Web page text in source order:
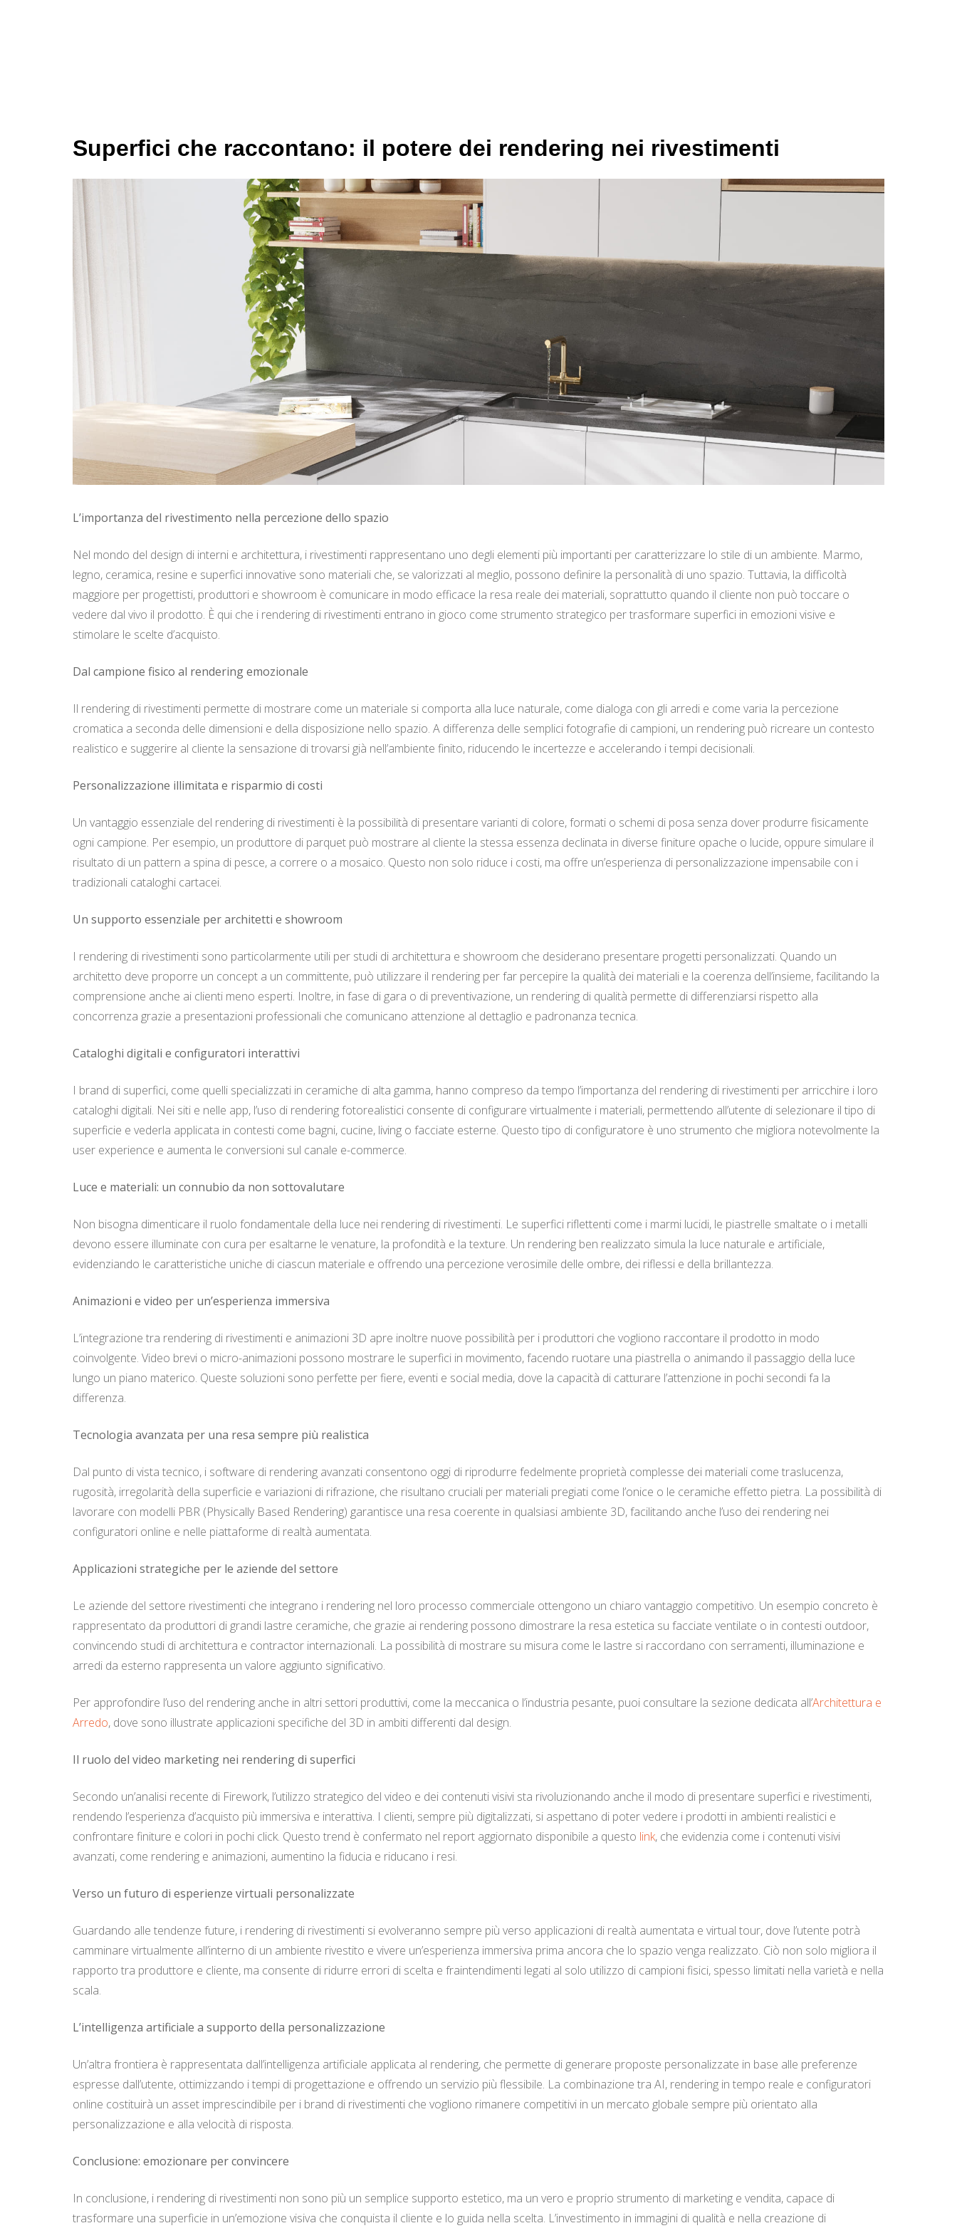
Superfici che raccontano: il potere dei rendering nei rivestimenti
L’importanza del rivestimento nella percezione dello spazio
Nel mondo del design di interni e architettura, i rivestimenti rappresentano uno degli elementi più importanti per caratterizzare lo stile di un ambiente. Marmo,
legno, ceramica, resine e superfici innovative sono materiali che, se valorizzati al meglio, possono definire la personalità di uno spazio. Tuttavia, la difficoltà
maggiore per progettisti, produttori e showroom è comunicare in modo efficace la resa reale dei materiali, soprattutto quando il cliente non può toccare o
vedere dal vivo il prodotto. È qui che i rendering di rivestimenti entrano in gioco come strumento strategico per trasformare superfici in emozioni visive e
stimolare le scelte d’acquisto.
Dal campione fisico al rendering emozionale
Il rendering di rivestimenti permette di mostrare come un materiale si comporta alla luce naturale, come dialoga con gli arredi e come varia la percezione
cromatica a seconda delle dimensioni e della disposizione nello spazio. A differenza delle semplici fotografie di campioni, un rendering può ricreare un contesto
realistico e suggerire al cliente la sensazione di trovarsi già nell’ambiente finito, riducendo le incertezze e accelerando i tempi decisionali.
Personalizzazione illimitata e risparmio di costi
Un vantaggio essenziale del rendering di rivestimenti è la possibilità di presentare varianti di colore, formati o schemi di posa senza dover produrre fisicamente
ogni campione. Per esempio, un produttore di parquet può mostrare al cliente la stessa essenza declinata in diverse finiture opache o lucide, oppure simulare il
risultato di un pattern a spina di pesce, a correre o a mosaico. Questo non solo riduce i costi, ma offre un’esperienza di personalizzazione impensabile con i
tradizionali cataloghi cartacei.
Un supporto essenziale per architetti e showroom
I rendering di rivestimenti sono particolarmente utili per studi di architettura e showroom che desiderano presentare progetti personalizzati. Quando un
architetto deve proporre un concept a un committente, può utilizzare il rendering per far percepire la qualità dei materiali e la coerenza dell’insieme, facilitando la
comprensione anche ai clienti meno esperti. Inoltre, in fase di gara o di preventivazione, un rendering di qualità permette di differenziarsi rispetto alla
concorrenza grazie a presentazioni professionali che comunicano attenzione al dettaglio e padronanza tecnica.
Cataloghi digitali e configuratori interattivi
I brand di superfici, come quelli specializzati in ceramiche di alta gamma, hanno compreso da tempo l’importanza del rendering di rivestimenti per arricchire i loro
cataloghi digitali. Nei siti e nelle app, l’uso di rendering fotorealistici consente di configurare virtualmente i materiali, permettendo all’utente di selezionare il tipo di
superficie e vederla applicata in contesti come bagni, cucine, living o facciate esterne. Questo tipo di configuratore è uno strumento che migliora notevolmente la
user experience e aumenta le conversioni sul canale e-commerce.
Luce e materiali: un connubio da non sottovalutare
Non bisogna dimenticare il ruolo fondamentale della luce nei rendering di rivestimenti. Le superfici riflettenti come i marmi lucidi, le piastrelle smaltate o i metalli
devono essere illuminate con cura per esaltarne le venature, la profondità e la texture. Un rendering ben realizzato simula la luce naturale e artificiale,
evidenziando le caratteristiche uniche di ciascun materiale e offrendo una percezione verosimile delle ombre, dei riflessi e della brillantezza.
Animazioni e video per un’esperienza immersiva
L’integrazione tra rendering di rivestimenti e animazioni 3D apre inoltre nuove possibilità per i produttori che vogliono raccontare il prodotto in modo
coinvolgente. Video brevi o micro-animazioni possono mostrare le superfici in movimento, facendo ruotare una piastrella o animando il passaggio della luce
lungo un piano materico. Queste soluzioni sono perfette per fiere, eventi e social media, dove la capacità di catturare l’attenzione in pochi secondi fa la
differenza.
Tecnologia avanzata per una resa sempre più realistica
Dal punto di vista tecnico, i software di rendering avanzati consentono oggi di riprodurre fedelmente proprietà complesse dei materiali come traslucenza,
rugosità, irregolarità della superficie e variazioni di rifrazione, che risultano cruciali per materiali pregiati come l’onice o le ceramiche effetto pietra. La possibilità di
lavorare con modelli PBR (Physically Based Rendering) garantisce una resa coerente in qualsiasi ambiente 3D, facilitando anche l’uso dei rendering nei
configuratori online e nelle piattaforme di realtà aumentata.
Applicazioni strategiche per le aziende del settore
Le aziende del settore rivestimenti che integrano i rendering nel loro processo commerciale ottengono un chiaro vantaggio competitivo. Un esempio concreto è
rappresentato da produttori di grandi lastre ceramiche, che grazie ai rendering possono dimostrare la resa estetica su facciate ventilate o in contesti outdoor,
convincendo studi di architettura e contractor internazionali. La possibilità di mostrare su misura come le lastre si raccordano con serramenti, illuminazione e
arredi da esterno rappresenta un valore aggiunto significativo.
Per approfondire l’uso del rendering anche in altri settori produttivi, come la meccanica o l’industria pesante, puoi consultare la sezione dedicata all’Architettura e
Arredo, dove sono illustrate applicazioni specifiche del 3D in ambiti differenti dal design.
Il ruolo del video marketing nei rendering di superfici
Secondo un’analisi recente di Firework, l’utilizzo strategico del video e dei contenuti visivi sta rivoluzionando anche il modo di presentare superfici e rivestimenti,
rendendo l’esperienza d’acquisto più immersiva e interattiva. I clienti, sempre più digitalizzati, si aspettano di poter vedere i prodotti in ambienti realistici e
confrontare finiture e colori in pochi click. Questo trend è confermato nel report aggiornato disponibile a questo link, che evidenzia come i contenuti visivi
avanzati, come rendering e animazioni, aumentino la fiducia e riducano i resi.
Verso un futuro di esperienze virtuali personalizzate
Guardando alle tendenze future, i rendering di rivestimenti si evolveranno sempre più verso applicazioni di realtà aumentata e virtual tour, dove l’utente potrà
camminare virtualmente all’interno di un ambiente rivestito e vivere un’esperienza immersiva prima ancora che lo spazio venga realizzato. Ciò non solo migliora il
rapporto tra produttore e cliente, ma consente di ridurre errori di scelta e fraintendimenti legati al solo utilizzo di campioni fisici, spesso limitati nella varietà e nella
scala.
L’intelligenza artificiale a supporto della personalizzazione
Un’altra frontiera è rappresentata dall’intelligenza artificiale applicata al rendering, che permette di generare proposte personalizzate in base alle preferenze
espresse dall’utente, ottimizzando i tempi di progettazione e offrendo un servizio più flessibile. La combinazione tra AI, rendering in tempo reale e configuratori
online costituirà un asset imprescindibile per i brand di rivestimenti che vogliono rimanere competitivi in un mercato globale sempre più orientato alla
personalizzazione e alla velocità di risposta.
Conclusione: emozionare per convincere
In conclusione, i rendering di rivestimenti non sono più un semplice supporto estetico, ma un vero e proprio strumento di marketing e vendita, capace di
trasformare una superficie in un’emozione visiva che conquista il cliente e lo guida nella scelta. L’investimento in immagini di qualità e nella creazione di